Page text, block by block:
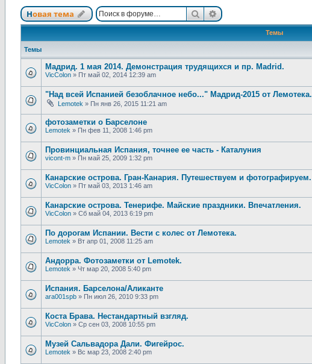
Новая тема
Новая тема ПоискРасширенный поиск
Темы
Темы
Мадрид. 1 мая 2014. Демонстрация трудящихся и пр. Madrid.
VicColon » Пт май 02, 2014 12:39 am
"Над всей Испанией безоблачное небо..." Мадрид-2015 от Лемотека.
Lemotek » Пн янв 26, 2015 11:21 am
фотозаметки о Барселоне
Lemotek » Пн фев 11, 2008 1:46 pm
Провинциальная Испания, точнее ее часть - Каталуния
vicont-m » Пн май 25, 2009 1:32 pm
Канарские острова. Гран-Канария. Путешествуем и фотографируем.
VicColon » Пт май 03, 2013 1:46 am
Канарские острова. Тенерифе. Майские праздники. Впечатления.
VicColon » Сб май 04, 2013 6:19 pm
По дорогам Испании. Вести с колес от Лемотека.
Lemotek » Вт апр 01, 2008 11:25 am
Андорра. Фотозаметки от Lemotek.
Lemotek » Чт мар 20, 2008 5:40 pm
Испания. Барселона/Аликанте
ara001spb » Пн июл 26, 2010 9:33 pm
Коста Брава. Нестандартный взгляд.
VicColon » Ср сен 03, 2008 10:55 pm
Музей Сальвадора Дали. Фигейрос.
Lemotek » Вс мар 23, 2008 2:40 pm